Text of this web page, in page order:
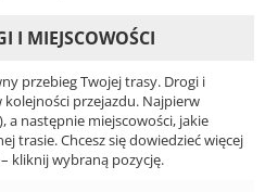
I MIEJSCOWOŚCI
przebieg Twojej trasy. Drogi i
kolejności przejazdu. Najpierw
a następnie miejscowości, jakie
trasie. Chcesz się dowiedzieć więcej
kliknij wybraną pozycję.